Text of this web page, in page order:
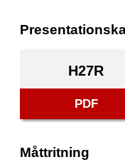
H27R
PDF
Måttritning